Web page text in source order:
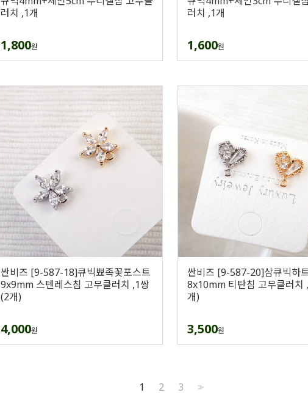
러치 ,1개
1,800원
러치 ,1개
1,600원
싼비즈 [9-587-18]큐빅뾰족꽃포스트
9x9mm 스텐레스침 고무클러치 ,1쌍
(2개)
4,000원
싼비즈 [9-587-20]삼큐빅하
8x10mm 티탄침 고무클러치
개)
3,500원
1 2 3 >>